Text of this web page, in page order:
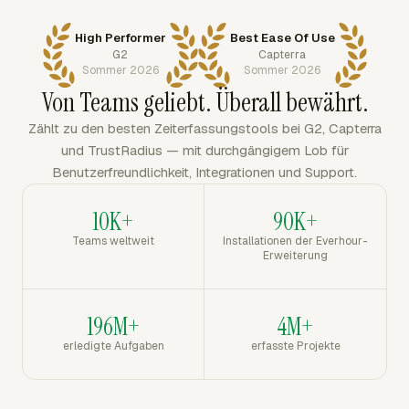
High Performer
G2
Sommer 2026
Best Ease Of Use
Capterra
Sommer 2026
Von Teams geliebt. Überall bewährt.
Zählt zu den besten Zeiterfassungstools bei G2, Capterra
und TrustRadius — mit durchgängigem Lob für
Benutzerfreundlichkeit, Integrationen und Support.
10K+
Teams weltweit
90K+
Installationen der Everhour-
Erweiterung
196M+
erledigte Aufgaben
4M+
erfasste Projekte